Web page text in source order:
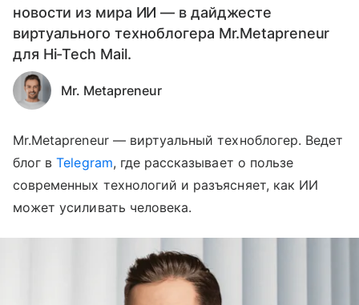
новости из мира ИИ — в дайджесте
виртуального техноблогера Mr.Metapreneur
для Hi-Tech Mail.
Mr. Metapreneur
Mr.Metapreneur — виртуальный техноблогер. Ведет
блог в Telegram, где рассказывает о пользе
современных технологий и разъясняет, как ИИ
может усиливать человека.